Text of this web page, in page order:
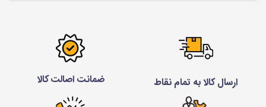
ارسال کالا به تمام نقاط ضمانت اصالت کالا